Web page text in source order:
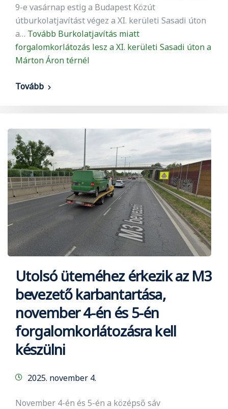
9-e vasárnap estig a Budapest Közút
útburkolatjavítást végez a XI. kerületi Sasadi úton
a… Tovább Burkolatjavítás miatt
forgalomkorlátozás lesz a XI. kerületi Sasadi úton a
Márton Áron térnél
Tovább
Utolsó üteméhez érkezik az M3
bevezető karbantartása,
november 4-én és 5-én
forgalomkorlátozásra kell
készülni
2025. november 4.
November 4-én és 5-én a középső sáv